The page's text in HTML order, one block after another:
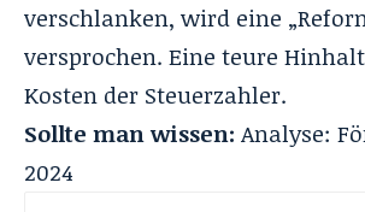
verschlanken, wird eine
versprochen. Eine teure
Kosten der Steuerzahler.
Sollte man wissen: Analyse:
2024